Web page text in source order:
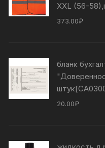
XXL (56-
373.00₽
бланк
20.00₽